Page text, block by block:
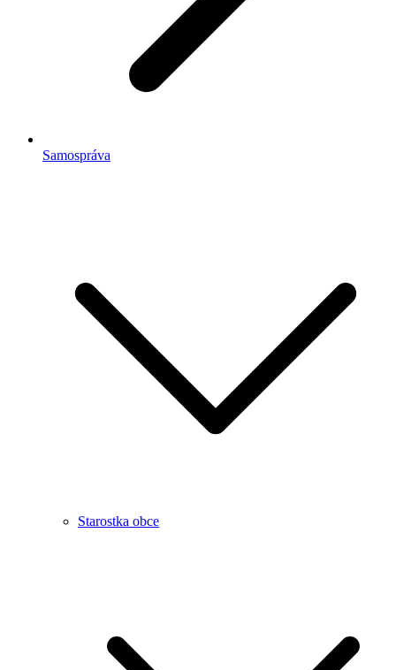
Samospráva
Starostka obce